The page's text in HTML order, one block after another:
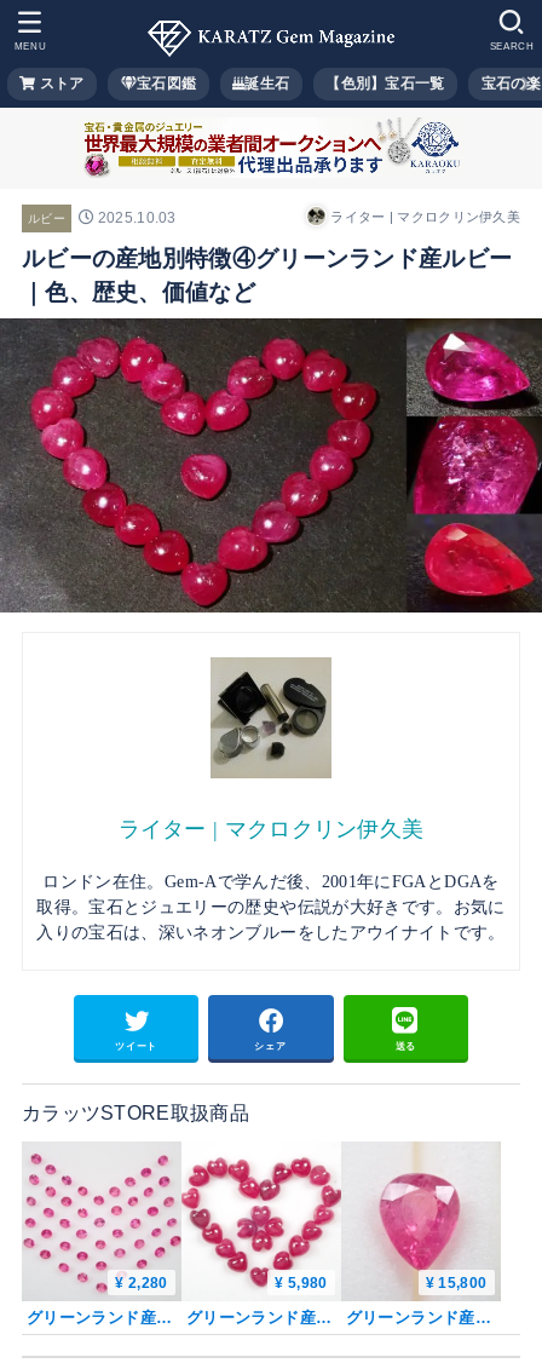
ストア 宝石図鑑 誕生石 【色別】宝石一覧 宝石の
SEARCH
MENU
ルビー 2025.10.03 ライター | マクロクリン伊久美
ルビーの産地別特徴④グリーンランド産ルビー
｜色、歴史、価値など
ライター | マクロクリン伊久美
ロンドン在住。Gem-Aで学んだ後、2001年にFGAとDGAを
取得。宝石とジュエリーの歴史や伝説が大好きです。お気に
入りの宝石は、深いネオンブルーをしたアウイナイトです。
ツイート シェア 送る
カラッツSTORE取扱商品
¥ 2,280
グリーンランド産ルビー 1石（ラウンドカット,1.2mm）《複数購入割引有》
¥ 5,980
グリーンランド産ルビー 1石（ハートシェイプ,4mm）《複数購入割引有》
¥ 15,800
グリーンランド産ルビー 0.307ctルース 証明書付